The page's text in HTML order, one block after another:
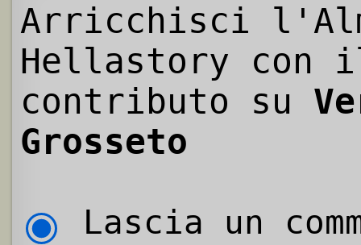
Arricchisci
Hellastory con
contributo su
Grosseto
Lascia un